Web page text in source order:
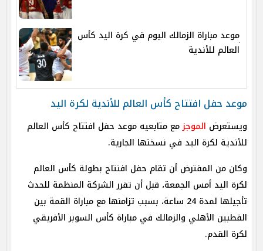
موعد مباراة الزمالك اليوم في كرة اليد كأس
العالم للأندية
موعد حفل افتتاح كأس العالم للأندية لكرة اليد
ويستعرض الموجزمع متابعيه موعد حفل افتتاح كأس العالم
للأندية لكرة اليد في نسختها الجارية.
وكان من المفترض أن تقام حفل افتتاح بطولة كأس العالم
لكرة اليد أمس الجمعة، قبل أن تقرر الشركة المنظمة للحدث
تأجيلها لمدة 24 ساعة، بسبب تزامنها مع مباراة القمة بين
القطبين الأهلي والزمالك في مباراة كأس السوبر الأفريقي
لكرة القدم.